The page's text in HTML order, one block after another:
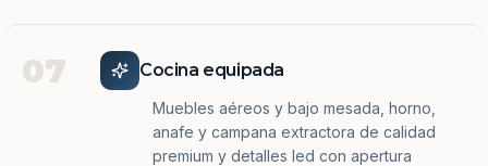
07 Cocina equipada
Muebles aéreos y bajo mesada, horno,
anafe y campana extractora de calidad
premium y detalles led con apertura